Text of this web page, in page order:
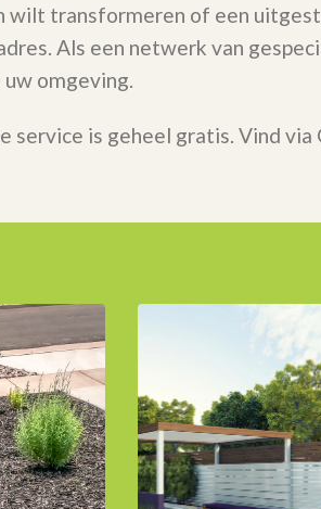
wilt transformeren of een
Als een netwerk van
uw omgeving.
service is geheel gratis. Vind